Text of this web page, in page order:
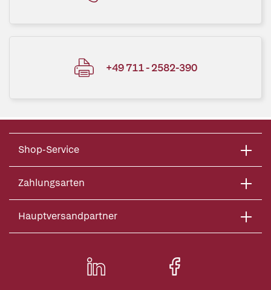
+49 711 - 2582-390
Shop-Service
Zahlungsarten
Hauptversandpartner